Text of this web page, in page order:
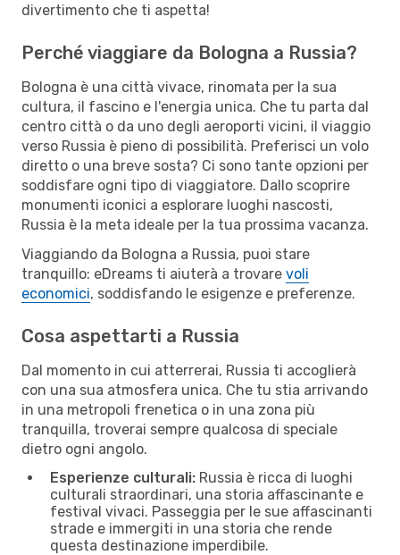
divertimento che ti aspetta!
Perché viaggiare da Bologna a Russia?
Bologna è una città vivace, rinomata per la sua
cultura, il fascino e l'energia unica. Che tu parta dal
centro città o da uno degli aeroporti vicini, il viaggio
verso Russia è pieno di possibilità. Preferisci un volo
diretto o una breve sosta? Ci sono tante opzioni per
soddisfare ogni tipo di viaggiatore. Dallo scoprire
monumenti iconici a esplorare luoghi nascosti,
Russia è la meta ideale per la tua prossima vacanza.
Viaggiando da Bologna a Russia, puoi stare
tranquillo: eDreams ti aiuterà a trovare voli
economici, soddisfando le esigenze e preferenze.
Cosa aspettarti a Russia
Dal momento in cui atterrerai, Russia ti accoglierà
con una sua atmosfera unica. Che tu stia arrivando
in una metropoli frenetica o in una zona più
tranquilla, troverai sempre qualcosa di speciale
dietro ogni angolo.
Esperienze culturali: Russia è ricca di luoghi
culturali straordinari, una storia affascinante e
festival vivaci. Passeggia per le sue affascinanti
strade e immergiti in una storia che rende
questa destinazione imperdibile.